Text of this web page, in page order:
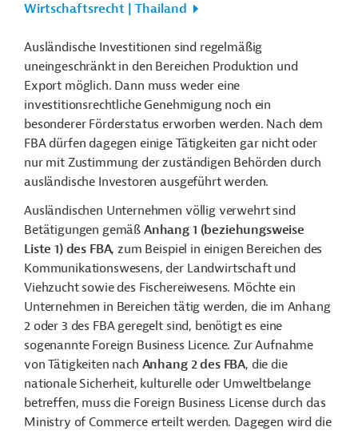
Wirtschaftsrecht | Thailand
Ausländische Investitionen sind regelmäßig
uneingeschränkt in den Bereichen Produktion und
Export möglich. Dann muss weder eine
investitionsrechtliche Genehmigung noch ein
besonderer Förderstatus erworben werden. Nach dem
FBA dürfen dagegen einige Tätigkeiten gar nicht oder
nur mit Zustimmung der zuständigen Behörden durch
ausländische Investoren ausgeführt werden.
Ausländischen Unternehmen völlig verwehrt sind
Betätigungen gemäß Anhang 1 (beziehungsweise
Liste 1) des FBA, zum Beispiel in einigen Bereichen des
Kommunikationswesens, der Landwirtschaft und
Viehzucht sowie des Fischereiwesens. Möchte ein
Unternehmen in Bereichen tätig werden, die im Anhang
2 oder 3 des FBA geregelt sind, benötigt es eine
sogenannte Foreign Business Licence. Zur Aufnahme
von Tätigkeiten nach Anhang 2 des FBA, die die
nationale Sicherheit, kulturelle oder Umweltbelange
betreffen, muss die Foreign Business License durch das
Ministry of Commerce erteilt werden. Dagegen wird die